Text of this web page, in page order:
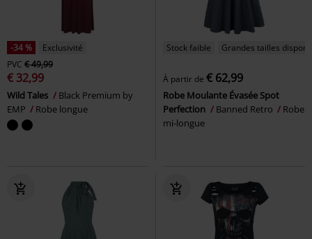
-34 %
Exclusivité
PVC € 49,99
€ 32,99
Wild Tales
Black Premium by
EMP
Robe longue
Stock faible Grandes tailles
À partir de € 62,99
Robe Moulante Évasée Spot
Perfection
Banned Retro
Robe
mi-longue